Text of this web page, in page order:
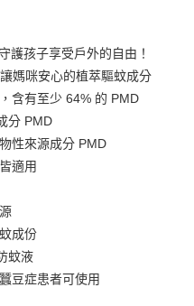
立後會自動跳轉到大哥付的交易
、繳款截止日，確認付款後即完
後續交易確認頁面所載為準。
遇審核未通過，訂單將自動取
達大哥付你分期系統評分，恕無
期」於每月結算日後寄送繳費提
費。
（以下簡稱本公司）所提供，讓
務，並由商店將買賣／分期付款
護孩子享受戶外的自由！
媽咪安心的植萃驅蚊成分
含有至少 64% 的 PMD
分 PMD
性來源成分 PMD
適用
成份
蚊液
⾖症患者可使⽤